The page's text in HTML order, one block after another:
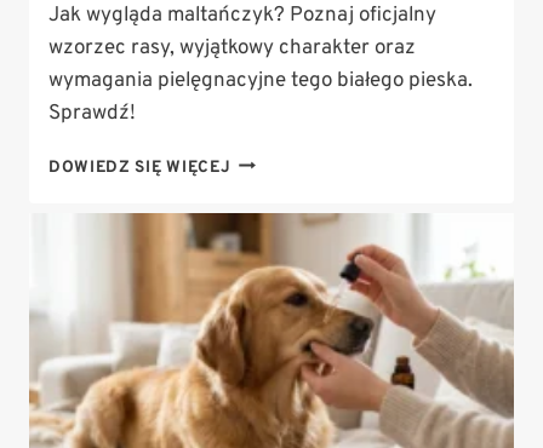
Jak wygląda maltańczyk? Poznaj oficjalny
wzorzec rasy, wyjątkowy charakter oraz
wymagania pielęgnacyjne tego białego pieska.
Sprawdź!
DOWIEDZ SIĘ WIĘCEJ JAK
MALTAŃCZYK?
WZORZEC
RASY,
CHARAKTER
I
WYMAGANIA
PIELĘGNACYJNE